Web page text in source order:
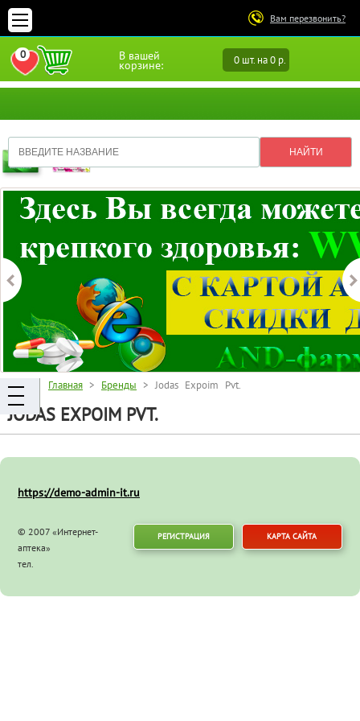
Вам перезвонить?
В вашей
корзине: 0 шт. на 0 р.
0
ПЕРЕЙТИ В ИЗБРАННОЕ
Главная > Бренды > Jodas Expoim Pvt.
JODAS EXPOIM PVT.
https://demo-admin-it.ru
© 2007 «Интернет-
аптека»
тел.
РЕГИСТРАЦИЯ КАРТА САЙТА